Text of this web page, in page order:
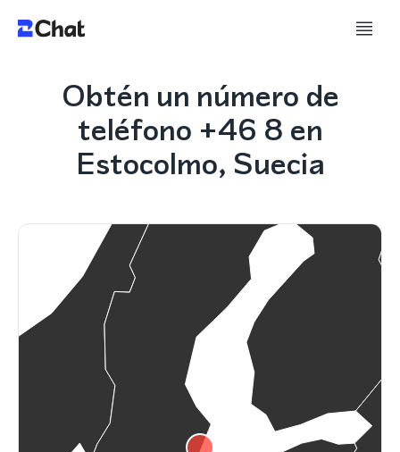
Obtén un número de
teléfono +46 8 en
Estocolmo, Suecia